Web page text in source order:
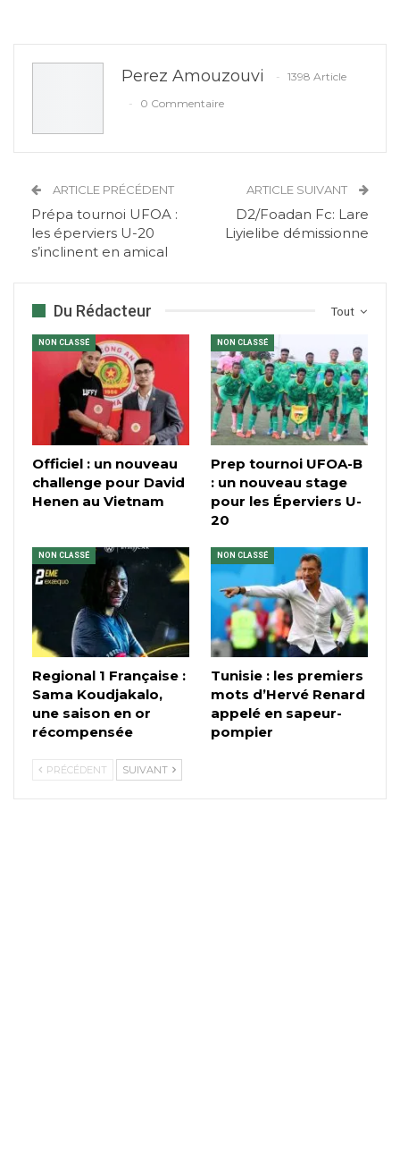
Perez Amouzouvi
1398 Article
0 Commentaire
ARTICLE PRÉCÉDENT
Prépa tournoi UFOA :
les éperviers U-20
s’inclinent en amical
ARTICLE SUIVANT
D2/Foadan Fc: Lare
Liyielibe démissionne
Tout
Du Rédacteur
NON CLASSÉ
Officiel : un nouveau
challenge pour David
Henen au Vietnam
NON CLASSÉ
Prep tournoi UFOA-B
: un nouveau stage
pour les Éperviers U-
20
NON CLASSÉ
Regional 1 Française :
Sama Koudjakalo,
une saison en or
récompensée
NON CLASSÉ
Tunisie : les premiers
mots d’Hervé Renard
appelé en sapeur-
pompier
PRÉCÉDENT SUIVANT